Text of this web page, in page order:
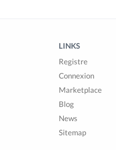
LINKS
Registre
Connexion
Marketplace
Blog
News
Sitemap